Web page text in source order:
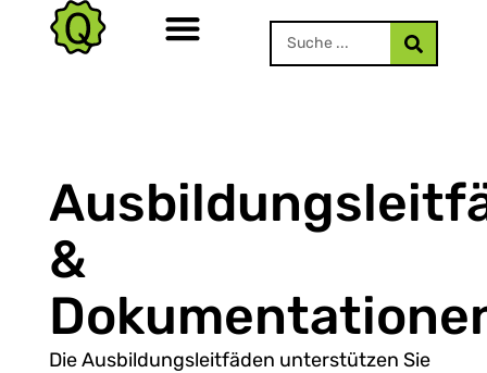
&
Die Ausbildungsleitfäden unterstützen Sie